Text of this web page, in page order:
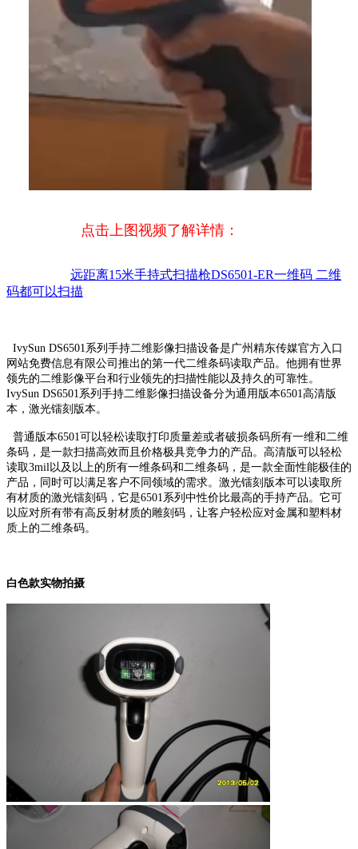
点击上图视频了解详情：
远距离15米手持式扫描枪DS6501-ER一维码 二维
码都可以扫描
IvySun DS6501系列手持二维影像扫描设备是广州精东传媒官方入口
网站免费信息有限公司推出的第一代二维条码读取产品。他拥有世界
领先的二维影像平台和行业领先的扫描性能以及持久的可靠性。
IvySun DS6501系列手持二维影像扫描设备分为通用版本6501高清版
本，激光镭刻版本。
普通版本6501可以轻松读取打印质量差或者破损条码所有一维和二维
条码，是一款扫描高效而且价格极具竞争力的产品。高清版可以轻松
读取3mil以及以上的所有一维条码和二维条码，是一款全面性能极佳的
产品，同时可以满足客户不同领域的需求。激光镭刻版本可以读取所
有材质的激光镭刻码，它是6501系列中性价比最高的手持产品。它可
以应对所有带有高反射材质的雕刻码，让客户轻松应对金属和塑料材
质上的二维条码。
白色款实物拍摄